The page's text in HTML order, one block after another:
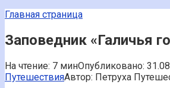
Главная страница
Заповедник «Галичья
На чтение: 7 минОпубликовано:
ПутешествияАвтор: Петруха